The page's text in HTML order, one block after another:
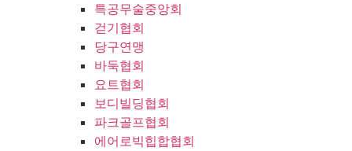
특공무술중앙회
걷기협회
당구연맹
바둑협회
요트협회
보디빌딩협회
파크골프협회
에어로빅힙합협회